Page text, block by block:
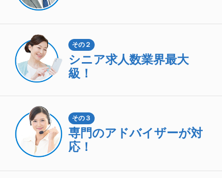
その２
シニア求人数業界最大
級！
その３
専門のアドバイザーが対
応！